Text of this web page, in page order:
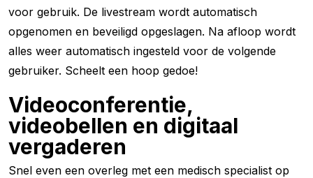
voor gebruik. De livestream wordt automatisch
opgenomen en beveiligd opgeslagen. Na afloop wordt
alles weer automatisch ingesteld voor de volgende
gebruiker. Scheelt een hoop gedoe!
Videoconferentie,
videobellen en digitaal
vergaderen
Snel even een overleg met een medisch specialist op